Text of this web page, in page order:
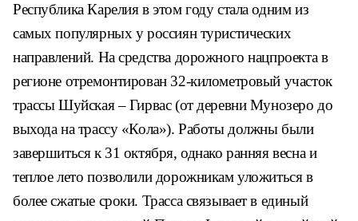
Республика Карелия в этом году стала одним из
самых популярных у россиян туристических
направлений. На средства дорожного нацпроекта в
регионе отремонтирован 32-километровый участок
трассы Шуйская – Гирвас (от деревни Мунозеро до
выхода на трассу «Кола»). Работы должны были
завершиться к 31 октября, однако ранняя весна и
теплое лето позволили дорожникам уложиться в
более сжатые сроки. Трасса связывает в единый